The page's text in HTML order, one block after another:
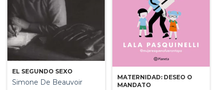
EL SEGUNDO SEXO
Simone De Beauvoir
MATERNIDAD: DESEO O
MANDATO